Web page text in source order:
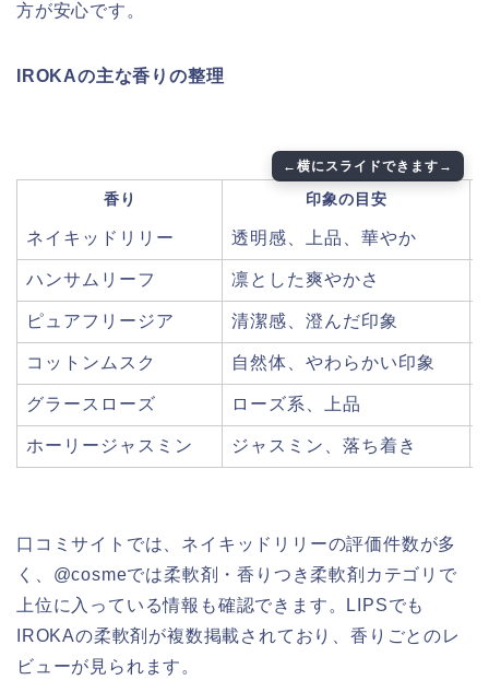
方が安心です。
IROKAの主な香りの整理
香り 印象の目安
ネイキッドリリー 透明感、上品、華やか
ハンサムリーフ 凛とした爽やかさ
ピュアフリージア 清潔感、澄んだ印象
コットンムスク 自然体、やわらかい印象
グラースローズ ローズ系、上品
ホーリージャスミン ジャスミン、落ち着き
口コミサイトでは、ネイキッドリリーの評価件数が多
く、@cosmeでは柔軟剤・香りつき柔軟剤カテゴリで
上位に入っている情報も確認できます。LIPSでも
IROKAの柔軟剤が複数掲載されており、香りごとのレ
ビューが見られます。